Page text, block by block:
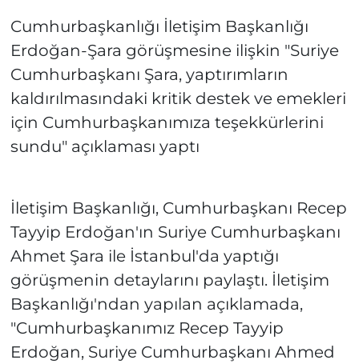
Cumhurbaşkanlığı İletişim Başkanlığı
Erdoğan-Şara görüşmesine ilişkin "Suriye
Cumhurbaşkanı Şara, yaptırımların
kaldırılmasındaki kritik destek ve emekleri
için Cumhurbaşkanımıza teşekkürlerini
sundu" açıklaması yaptı
İletişim Başkanlığı, Cumhurbaşkanı Recep
Tayyip Erdoğan'ın Suriye Cumhurbaşkanı
Ahmet Şara ile İstanbul'da yaptığı
görüşmenin detaylarını paylaştı. İletişim
Başkanlığı'ndan yapılan açıklamada,
"Cumhurbaşkanımız Recep Tayyip
Erdoğan, Suriye Cumhurbaşkanı Ahmed